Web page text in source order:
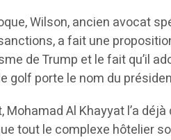
Wilson, ancien avocat
a fait une
de Trump et le fait qu’il
golf porte le nom du
Mohamad Al Khayyat l’a
tout le complexe hôtelier